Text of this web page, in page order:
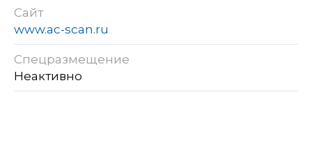
Сайт
www.ac-scan.ru
Спецразмещение
Неактивно